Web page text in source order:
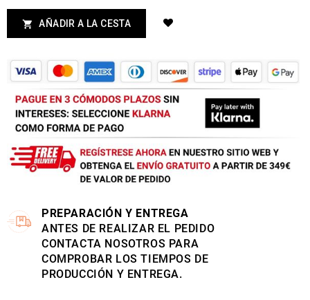
 AÑADIR A LA CESTA
PREPARACIÓN Y ENTREGA
ANTES DE REALIZAR EL PEDIDO
CONTACTA NOSOTROS PARA
COMPROBAR LOS TIEMPOS DE
PRODUCCIÓN Y ENTREGA.